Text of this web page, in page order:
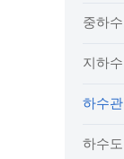
정보공
행정정
조직정
고객서
민원편
출생·
국가유
중하
지하
하수
하수